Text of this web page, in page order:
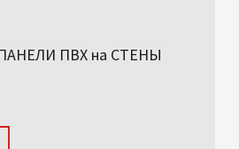
ПАНЕЛИ ПВХ на СТЕНЫ